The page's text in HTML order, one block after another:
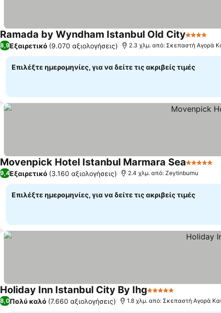
Ramada by Wyndham Istanbul Old City4 Αστέρια
8,9Εξαιρετικό (9.070 αξιολογήσεις) 2.3 χλμ. από: Σκεπαστή Αγορά
Επιλέξτε ημερομηνίες, για να δείτε τις ακριβείς τιμές
Movenpick Hotel Istanbul Marmara Sea5 Αστέρια
9,4Εξαιρετικό (3.160 αξιολογήσεις) 2.4 χλμ. από: Zeytinburnu
Επιλέξτε ημερομηνίες, για να δείτε τις ακριβείς τιμές
Holiday Inn Istanbul City By Ihg5 Αστέρια
8,0Πολύ καλό (7.660 αξιολογήσεις) 1.8 χλμ. από: Σκεπαστή Αγορά